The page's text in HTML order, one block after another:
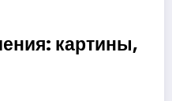
картины,